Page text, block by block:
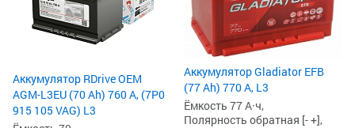
Аккумулятор RDrive OEM
AGM-L3EU (70 Ah) 760 А, (7P0
915 105 VAG) L3
Аккумулятор Gladiator EFB
(77 Ah) 770 А, L3
Ёмкость 77 А·ч,
Полярность обратная [- +],